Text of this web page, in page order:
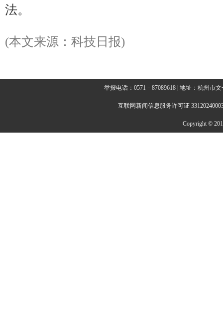
法。
(本文来源：科技日报)
举报电话：0571－87089618 | 地址：杭州市
互联网新闻信息服务许可证
Copyright ©